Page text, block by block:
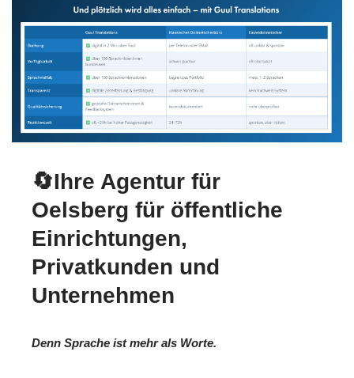
🔄Ihre Agentur für
Oelsberg für öffentliche
Einrichtungen,
Privatkunden und
Unternehmen
Denn Sprache ist mehr als Worte.